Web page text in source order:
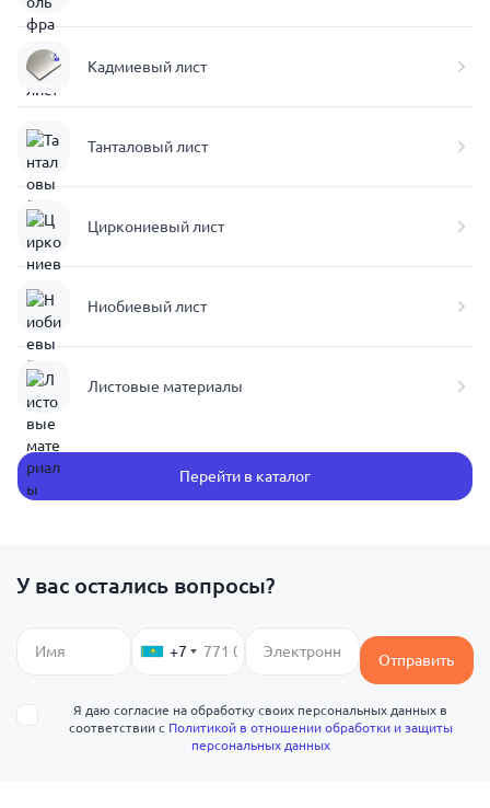
Кадмиевый лист
Танталовый лист
Циркониевый лист
Ниобиевый лист
Листовые материалы
Перейти в каталог
У вас остались вопросы?
+7 Отправить
Я даю согласие на обработку своих персональных данных в
соответствии с Политикой в отношении обработки и защиты
персональных данных